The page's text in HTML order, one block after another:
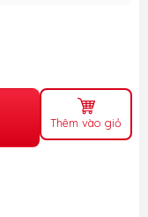
Thêm vào giỏ